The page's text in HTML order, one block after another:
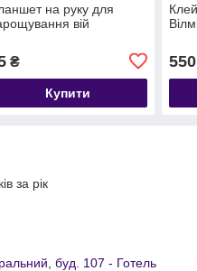
на руку для
вій
₴
Купити
550
за рік
буд. 107 - Готель